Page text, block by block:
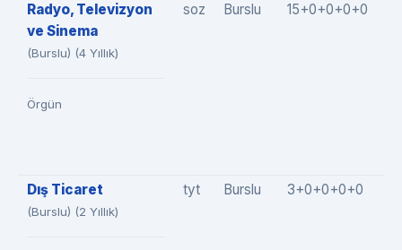
Radyo, Televizyon
ve Sinema
(Burslu) (4 Yıllık)
Örgün
soz Burslu 15+0+0+0+0
Dış Ticaret
(Burslu) (2 Yıllık)
tyt Burslu 3+0+0+0+0